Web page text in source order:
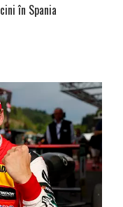
în Spania